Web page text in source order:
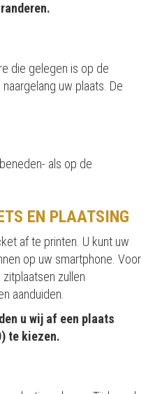
die gelegen is op de
uw plaats. De
als op de
EN PLAATSING
af te printen. U kunt uw
op uw smartphone. Voor
zullen
aanduiden.
u wij af een plaats
te kiezen.